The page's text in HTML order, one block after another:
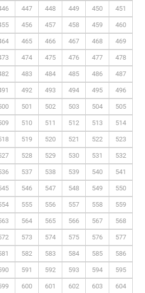
447 448 449 450 451
456 457 458 459 460
465 466 467 468 469
474 475 476 477 478
483 484 485 486 487
492 493 494 495 496
501 502 503 504 505
510 511 512 513 514
519 520 521 522 523
528 529 530 531 532
537 538 539 540 541
546 547 548 549 550
555 556 557 558 559
564 565 566 567 568
573 574 575 576 577
582 583 584 585 586
591 592 593 594 595
600 601 602 603 604